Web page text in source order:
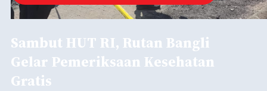
Sambut HUT RI, Rutan Bangli
Gelar Pemeriksaan Kesehatan
Gratis